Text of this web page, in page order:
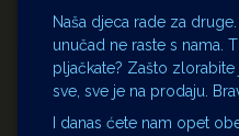
Naša djeca rade za
unučad ne raste s nama.
pljačkate? Zašto
sve, sve je na prodaju.
I danas ćete nam opet